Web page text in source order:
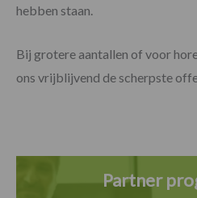
hebben staan.
Bij grotere aantallen of voor
ons vrijblijvend de scherpste
Partner